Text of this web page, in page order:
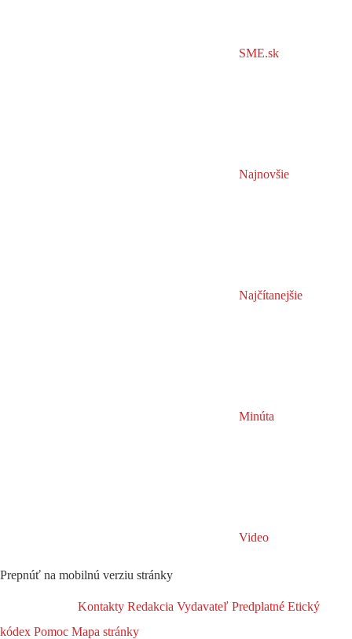
SME.sk
Najnovšie
Najčítanejšie
Minúta
Video
Prepnúť na mobilnú verziu stránky
Kontakty Redakcia Vydavateľ Predplatné Etický
kódex Pomoc Mapa stránky